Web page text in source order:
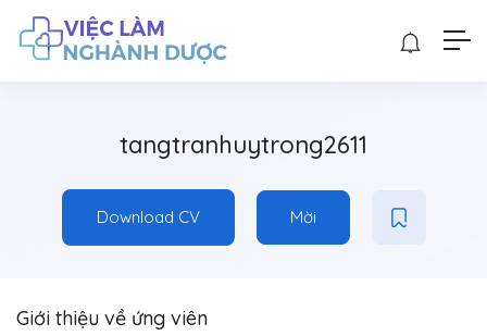
tangtranhuytrong2611
Download CV Mời
Giới thiệu về ứng viên